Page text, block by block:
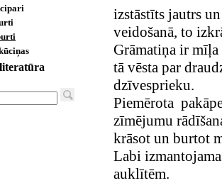
izstāstīts jautrs
veidošanā, to
Grāmatiņa ir
tā vēsta par
dzīvesprieku.
Piemērota
zīmējumu
krāsot un burtot
Labi
auklītēm.